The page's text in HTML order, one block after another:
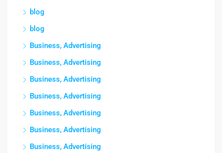
blog
blog
Business, Advertising
Business, Advertising
Business, Advertising
Business, Advertising
Business, Advertising
Business, Advertising
Business, Advertising